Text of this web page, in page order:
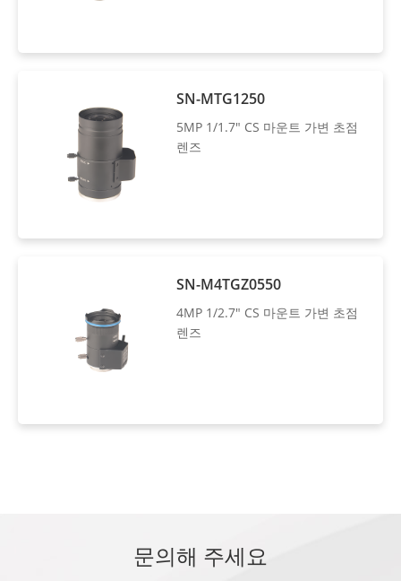
SN-MTG1250
5MP 1/1.7" CS 마운트 가변 초점
렌즈
SN-M4TGZ0550
4MP 1/2.7" CS 마운트 가변 초점
렌즈
문의해 주세요